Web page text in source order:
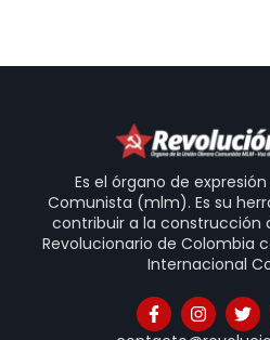
Es el órgano de
Comunista (mlm). Es su
contribuir a la construcción
Revolucionario de Colombia
Internacional